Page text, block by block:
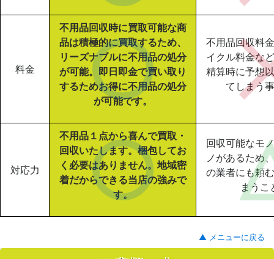
料金
不用品回収時に買取可能な商
品は積極的に買取するため、
リーズナブルに不用品の処分
が可能。即日即金で買い取り
するためお得に不用品の処分
が可能です。
不用品回収料
イクル料金な
精算時に予想
てしまう
対応力
不用品１点から喜んで買取・
回収いたします。梱包してお
く必要はありません。地域密
着だからできる当店の強みで
す。
回収可能なモ
ノがあるため
の業者にも頼
まうこ
▲ メニューに戻る